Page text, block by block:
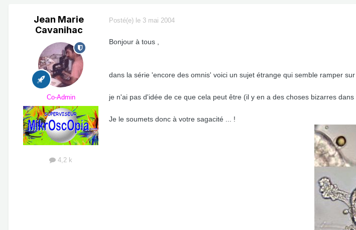
Jean Marie
Cavanihac
Co-Admin
4,2 k
Posté(e) le 3 mai 2004
Bonjour à tous ,
dans la série 'encore des omnis' voici un sujet étrange qui semble ramper
je n'ai pas d'idée de ce que cela peut être (il y en a des choses bizarres
Je le soumets donc à votre sagacité ... !